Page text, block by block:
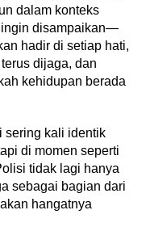
dalam konteks
ingin disampaikan—
hadir di setiap hati,
dijaga, dan
kehidupan berada
sering kali identik
di momen seperti
tidak lagi hanya
sebagai bagian dari
hangatnya